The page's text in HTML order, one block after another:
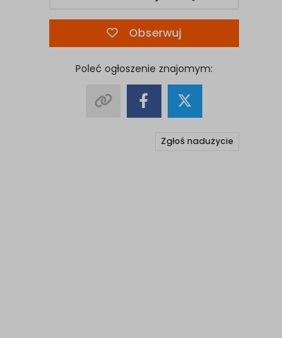
Obserwuj
Poleć ogłoszenie znajomym:
Zgłoś nadużycie